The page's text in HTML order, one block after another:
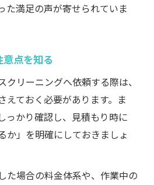
た満足の声が寄せられていま
点を知る
リーニングへ依頼する際は、
えておく必要があります。ま
っかり確認し、見積もり時に
か」を明確にしておきましょ
た場合の料金体系や、作業中の